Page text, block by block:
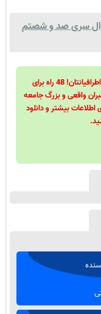
سری صد و شصتم
48 قانون قدرت! 48 فرمول برای تسلط کامل بر اطرافیانتان! 48 راه برای
48 قانون که رهبران واقعی و بزرگ جامعه
بیشتر و دانلود